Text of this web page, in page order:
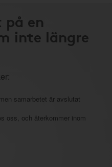
en
inte längre
samarbetet är avslutat
oss, och återkommer inom